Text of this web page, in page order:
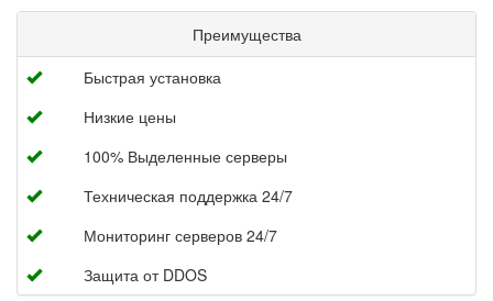
Преимущества
Быстрая установка
Низкие цены
100% Выделенные серверы
Техническая поддержка 24/7
Мониторинг серверов 24/7
Защита от DDOS